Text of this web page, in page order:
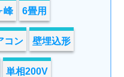
峰 6畳用
コン 壁埋込形
単相200V